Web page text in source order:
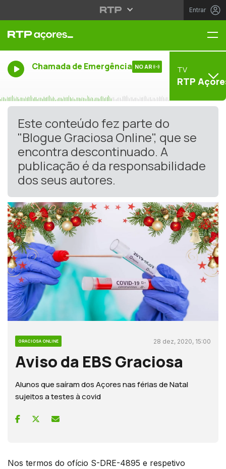
Entrar
Chamada de Emergência NO AR TV
RTP
Este conteúdo fez parte do
"Blogue Graciosa Online", que se
encontra descontinuado. A
publicação é da responsabilidade
dos seus autores.
GRACIOSA ONLINE 28 dez, 2020, 15:00
Aviso da EBS Graciosa
Alunos que saíram dos Açores nas férias de Natal
sujeitos a testes à covid
Nos termos do ofício S-DRE-4895 e respetivo